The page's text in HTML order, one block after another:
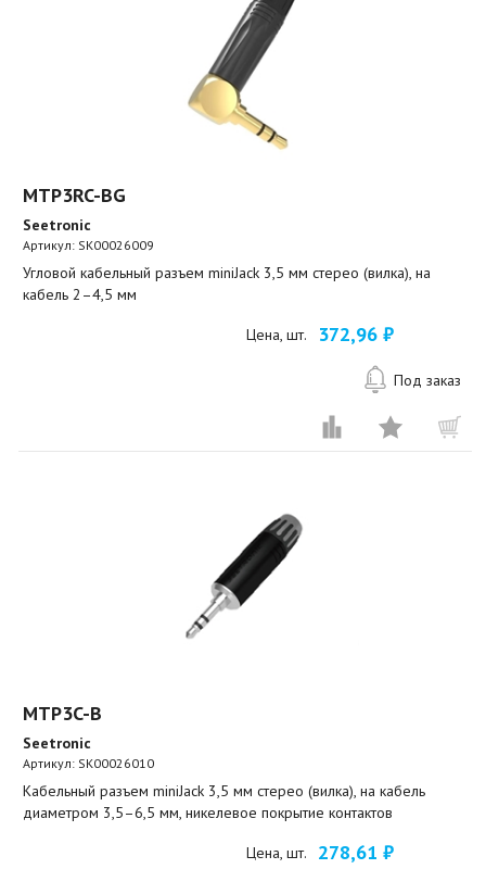
MTP3RC-BG
Seetronic
Артикул: SK00026009
Угловой кабельный разъем miniJack 3,5 мм стерео (вилка), на
кабель 2–4,5 мм
Цена, шт. 372,96 ₽
Под заказ
MTP3C-B
Seetronic
Артикул: SK00026010
Кабельный разъем miniJack 3,5 мм стерео (вилка), на кабель
диаметром 3,5–6,5 мм, никелевое покрытие контактов
Цена, шт. 278,61 ₽